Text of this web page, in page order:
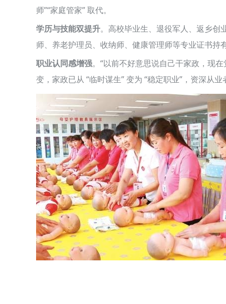
师”“家庭管家” 取代。
学历与技能双提升。高校毕业生、退役军人、返乡创
师、养老护理员、收纳师、健康管理师等专业证书持
职业认同感增强。“以前不好意思说自己干家政，现
变，家政已从 “临时谋生” 变为 “稳定职业”，资深从